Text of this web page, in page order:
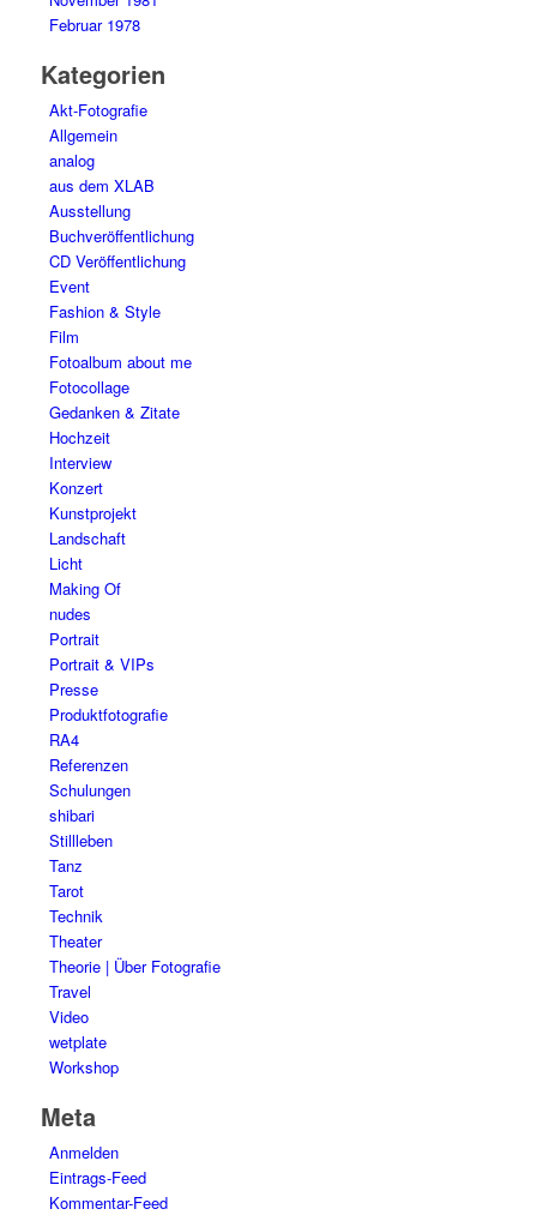
Februar 1978
Kategorien
Akt-Fotografie
Allgemein
analog
aus dem XLAB
Ausstellung
Buchveröffentlichung
CD Veröffentlichung
Event
Fashion & Style
Film
Fotoalbum about me
Fotocollage
Gedanken & Zitate
Hochzeit
Interview
Konzert
Kunstprojekt
Landschaft
Licht
Making Of
nudes
Portrait
Portrait & VIPs
Presse
Produktfotografie
RA4
Referenzen
Schulungen
shibari
Stillleben
Tanz
Tarot
Technik
Theater
Theorie | Über Fotografie
Travel
Video
wetplate
Workshop
Meta
Anmelden
Eintrags-Feed
Kommentar-Feed